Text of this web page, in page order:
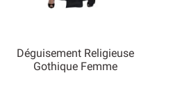
Déguisement Religieuse
Gothique Femme